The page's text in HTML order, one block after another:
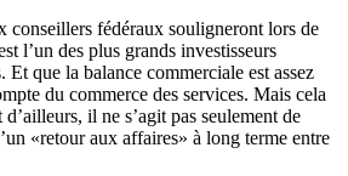
conseillers fédéraux souligneront lors de
l’un des plus grands investisseurs
Et que la balance commerciale est assez
du commerce des services. Mais cela
il ne s’agit pas seulement de
«retour aux affaires» à long terme entre